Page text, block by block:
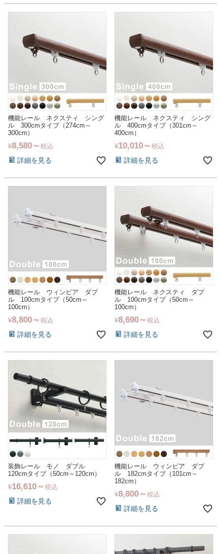
機能レール ネクスティ シング
ル 300cmタイプ（274cm～
300cm）
¥8,580 税込
詳細を見る
機能レール ネクスティ シング
ル 400cmタイプ（301cm～
400cm）
¥10,010 税込
詳細を見る
機能レール ウィンピア ダブ
ル 100cmタイプ（50cm～
100cm）
¥8,800 税込
詳細を見る
機能レール ネクスティ ダブ
ル 100cmタイプ（50cm～
100cm）
¥8,690 税込
詳細を見る
装飾レール モノ ダブル
120cmタイプ（50cm～120cm）
¥16,610 税込
詳細を見る
機能レール ウィンピア ダブ
ル 182cmタイプ（101cm～
182cm）
¥8,800 税込
詳細を見る